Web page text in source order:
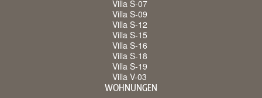
Villa S-07
Villa S-09
Villa S-12
Villa S-15
Villa S-16
Villa S-18
Villa S-19
Villa V-03
WOHNUNGEN